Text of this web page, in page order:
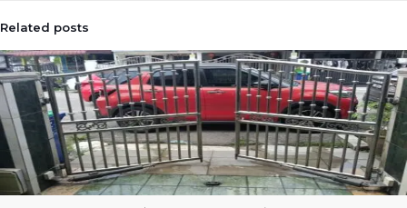
Related posts